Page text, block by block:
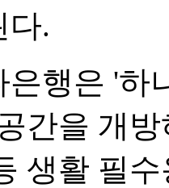
다.
은행은 '하
간을 개
생활 필